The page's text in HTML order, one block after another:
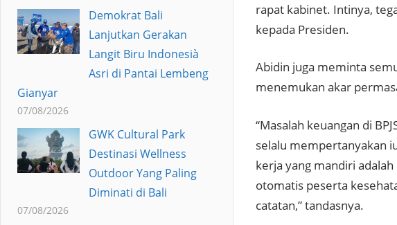
rapat kabinet. Intinya,
kepada Presiden.
Abidin juga meminta
menemukan akar
“Masalah keuangan di
selalu mempertanyakan
kerja yang mandiri
otomatis peserta
catatan,” tandasnya.
Demokrat Bali
Lanjutkan Gerakan
Langit Biru Indonesià
Asri di Pantai Lembeng
Gianyar
07/08/2026
GWK Cultural Park
Destinasi Wellness
Outdoor Yang Paling
Diminati di Bali
07/08/2026